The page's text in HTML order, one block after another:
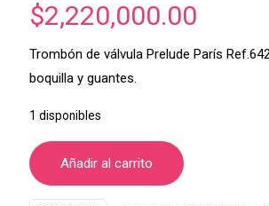
$2,220,000.00
Trombón de válvula Prelude París
boquilla y guantes.
1 disponibles
Añadir al carrito